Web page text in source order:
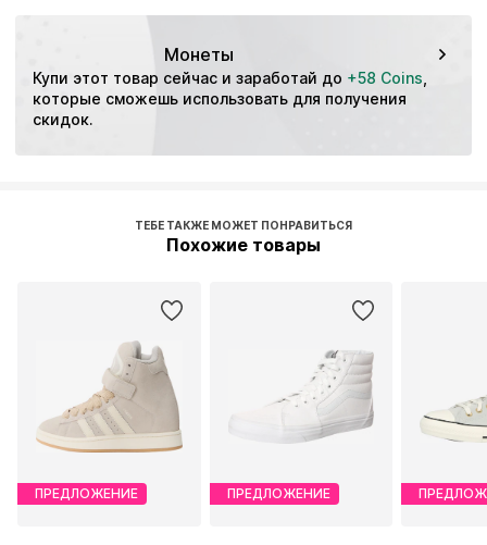
Усиленная пятка
Застежка на шнурках
Артикул
Монеты
Купи этот товар сейчас и заработай до +58 Coins
которые сможешь использовать для получения
скидок.
ТЕБЕ ТАКЖЕ МОЖЕТ ПОНРАВИТЬСЯ
Похожие товары
ПРЕДЛОЖЕНИЕ ПРЕДЛОЖЕНИЕ